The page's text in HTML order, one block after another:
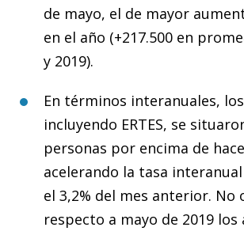
de mayo, el de mayor
en el año (+217.500 en
y 2019).
En términos interanuales,
incluyendo ERTES, se
personas por encima de
acelerando la tasa interanual
el 3,2% del mes anterior. No
respecto a mayo de 2019